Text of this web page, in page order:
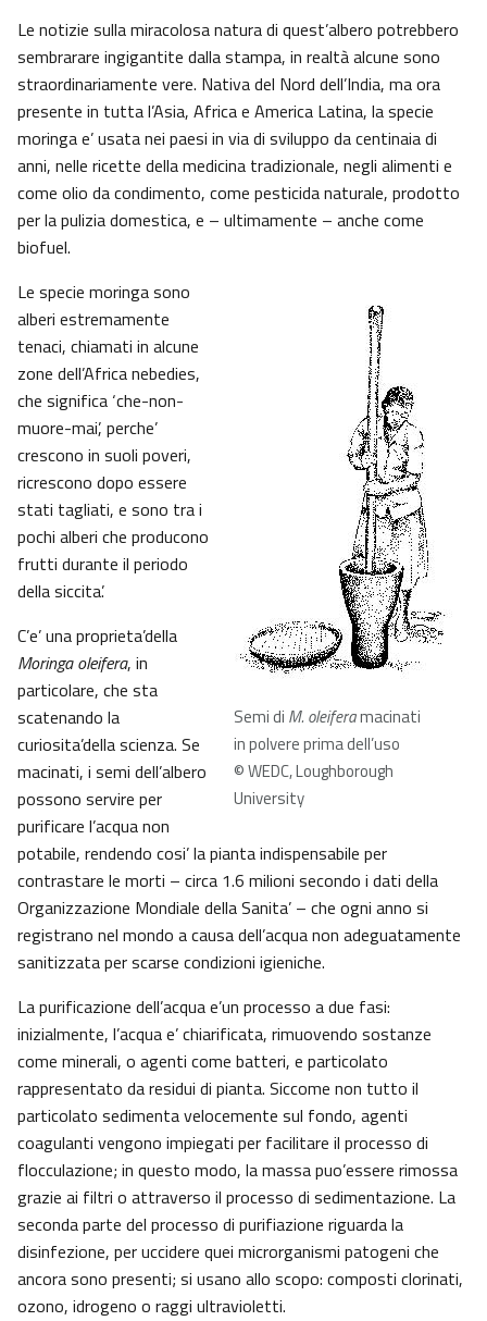
Le notizie sulla miracolosa natura di quest’albero potrebbero
sembrarare ingigantite dalla stampa, in realtà alcune sono
straordinariamente vere. Nativa del Nord dell’India, ma ora
presente in tutta l’Asia, Africa e America Latina, la specie
moringa e’ usata nei paesi in via di sviluppo da centinaia di
anni, nelle ricette della medicina tradizionale, negli alimenti e
come olio da condimento, come pesticida naturale, prodotto
per la pulizia domestica, e – ultimamente – anche come
biofuel.
Semi di M. oleiferamacinati
in polvere prima dell’uso
© WEDC, Loughborough
University
Le specie moringa sono
alberi estremamente
tenaci, chiamati in alcune
zone dell’Africa nebedies,
che significa ‘che-non-
muore-mai’, perche’
crescono in suoli poveri,
ricrescono dopo essere
stati tagliati, e sono tra i
pochi alberi che producono
frutti durante il periodo
della siccita’.
C’e’ una proprieta’della
Moringa oleifera, in
particolare, che sta
scatenando la
curiosita’della scienza. Se
macinati, i semi dell’albero
possono servire per
purificare l’acqua non
potabile, rendendo cosi’ la pianta indispensabile per
contrastare le morti – circa 1.6 milioni secondo i dati della
Organizzazione Mondiale della Sanita’ – che ogni anno si
registrano nel mondo a causa dell’acqua non adeguatamente
sanitizzata per scarse condizioni igieniche.
La purificazione dell’acqua e’un processo a due fasi:
inizialmente, l’acqua e’ chiarificata, rimuovendo sostanze
come minerali, o agenti come batteri, e particolato
rappresentato da residui di pianta. Siccome non tutto il
particolato sedimenta velocemente sul fondo, agenti
coagulanti vengono impiegati per facilitare il processo di
flocculazione; in questo modo, la massa puo’essere rimossa
grazie ai filtri o attraverso il processo di sedimentazione. La
seconda parte del processo di purifiazione riguarda la
disinfezione, per uccidere quei microrganismi patogeni che
ancora sono presenti; si usano allo scopo: composti clorinati,
ozono, idrogeno o raggi ultravioletti.